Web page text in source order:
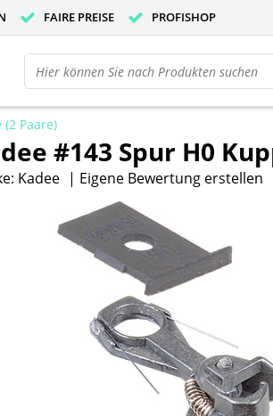
FAIRE PREISE PROFISHOP
Paare)
#143 Spur H0
Kadee | Eigene Bewertung erstellen